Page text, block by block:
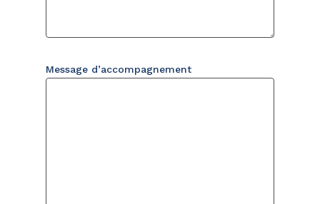
Message d’accompagnement